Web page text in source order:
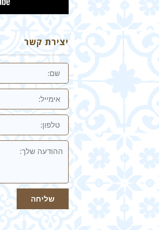
יצירת קשר
שם
אימייל
טלפון:
ההודעה
שלך
שליחה